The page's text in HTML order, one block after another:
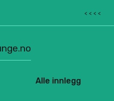
< < < <
Alle innlegg